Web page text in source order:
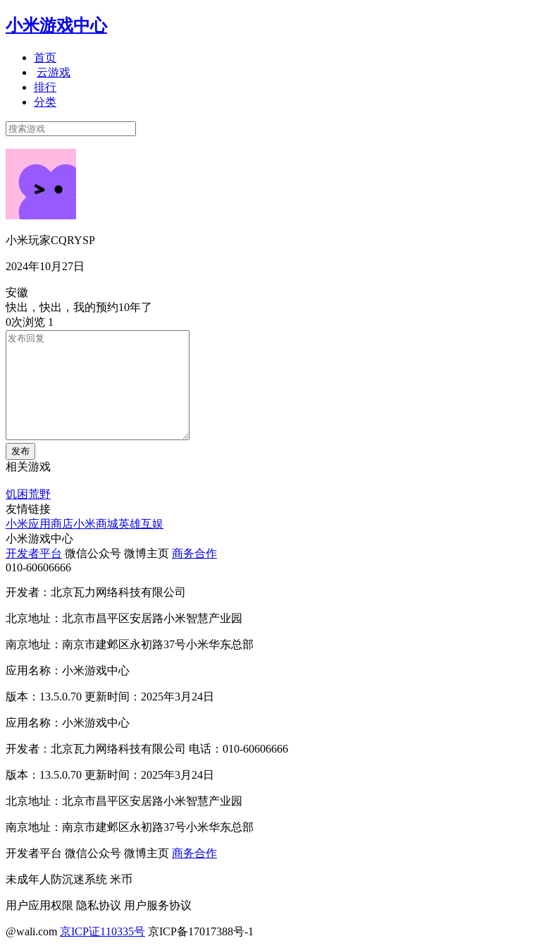
小米游戏中心
首页
云游戏
排行
分类
小米玩家CQRYSP
2024年10月27日
安徽
快出，快出，我的预约10年了
0次浏览 1
发布
相关游戏
饥困荒野
友情链接
小米应用商店小米商城英雄互娱
小米游戏中心
开发者平台 微信公众号 微博主页 商务合作
010-60606666
开发者：北京瓦力网络科技有限公司
北京地址：北京市昌平区安居路小米智慧产业园
南京地址：南京市建邺区永初路37号小米华东总部
应用名称：小米游戏中心
版本：13.5.0.70 更新时间：2025年3月24日
应用名称：小米游戏中心
开发者：北京瓦力网络科技有限公司 电话：010-60606666
版本：13.5.0.70 更新时间：2025年3月24日
北京地址：北京市昌平区安居路小米智慧产业园
南京地址：南京市建邺区永初路37号小米华东总部
开发者平台 微信公众号 微博主页 商务合作
未成年人防沉迷系统 米币
用户应用权限 隐私协议 用户服务协议
@wali.com 京ICP证110335号 京ICP备17017388号-1